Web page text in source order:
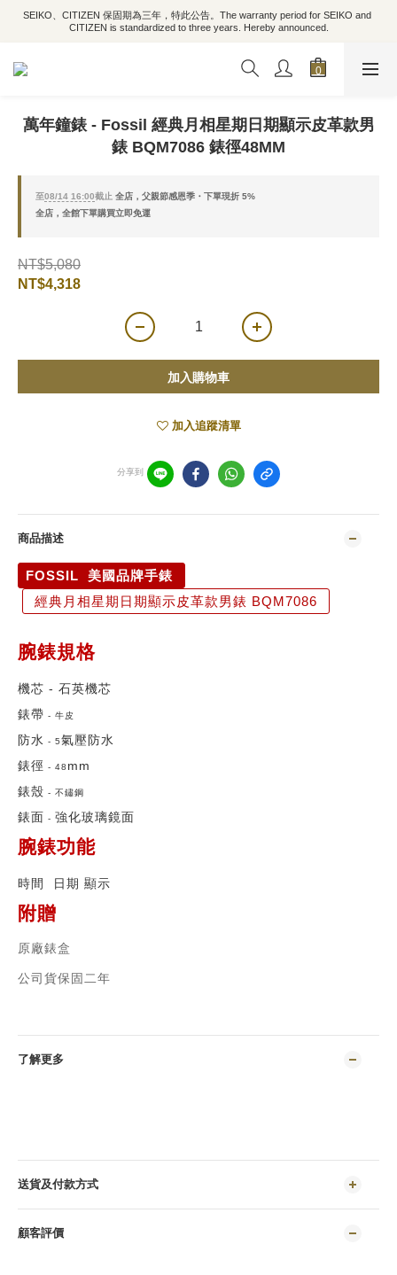
SEIKO、CITIZEN 保固期為三年，特此公告。The warranty period for SEIKO and
CITIZEN is standardized to three years. Hereby announced.
萬年鐘錶 - Fossil 經典月相星期日期顯示皮革款男
錶 BQM7086 錶徑48MM
至08/14 16:00截止 全店，父親節感恩季・下單現折 5%
全店，全館下單購買立即免運
NT$5,080
NT$4,318
加入購物車
加入追蹤清單
分享到
商品描述
FOSSIL 美國品牌手錶
經典月相星期日期顯示皮革款男錶 BQM7086
腕錶規格
機芯 - 石英機芯
錶帶 - 牛皮
防水 - 5氣壓防水
錶徑 - 48 mm
錶殼 - 不鏽鋼
錶面 - 強化玻璃鏡面
腕錶功能
時間 日期 顯示
附贈
原廠錶盒
公司貨保固二年
了解更多
送貨及付款方式
顧客評價